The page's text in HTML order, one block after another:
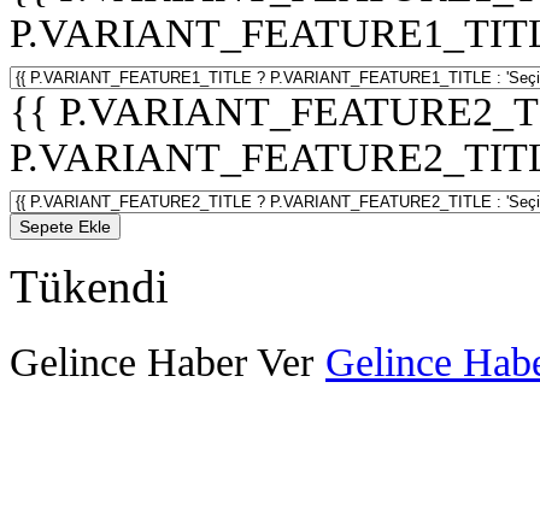
{{
Sepete Ekle
Tükendi
Gelince Haber Ver Gelince